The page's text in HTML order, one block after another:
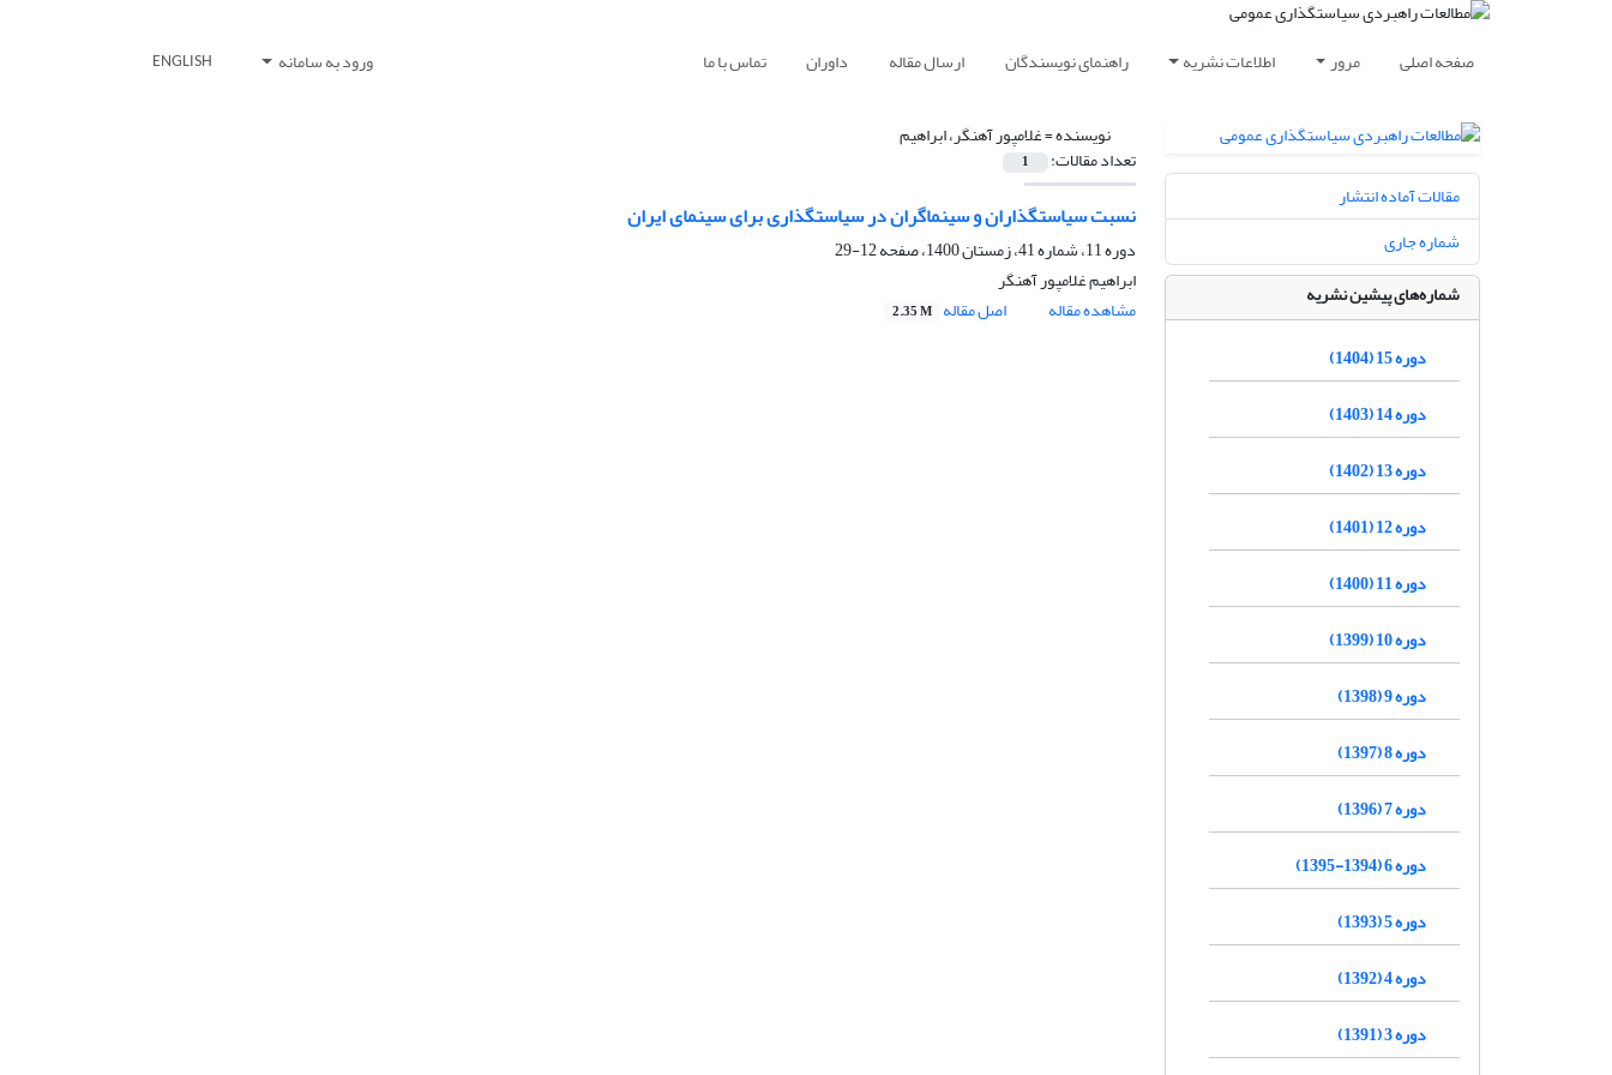
صفحه اصلی مرور اطلاعات نشریه راهنمای نویسندگان ارسال مقاله داوران تماس با ما ورود به سامانه ENGLISH
نویسنده =غلامپور آهنگر، ابراهیم
تعداد مقالات: 1
نسبت سیاستگذاران و سینماگران در سیاستگذاری برای سینمای ایران
دوره 11، شماره 41، زمستان 1400، صفحه
12-29
ابراهیم غلامپور آهنگر
مشاهده مقاله
اصل مقاله 2.35 M
مقالات آماده انتشار
شماره جاری
شماره‌های پیشین نشریه
دوره 15 (1404)
دوره 14 (1403)
دوره 13 (1402)
دوره 12 (1401)
دوره 11 (1400)
دوره 10 (1399)
دوره 9 (1398)
دوره 8 (1397)
دوره 7 (1396)
دوره 6 (1394-1395)
دوره 5 (1393)
دوره 4 (1392)
دوره 3 (1391)